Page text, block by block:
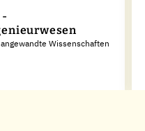
Wissenschaften